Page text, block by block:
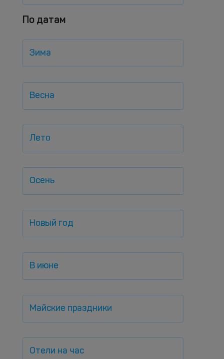
По датам
Зима
Весна
Лето
Осень
Новый год
В июне
Майские праздники
Отели на час